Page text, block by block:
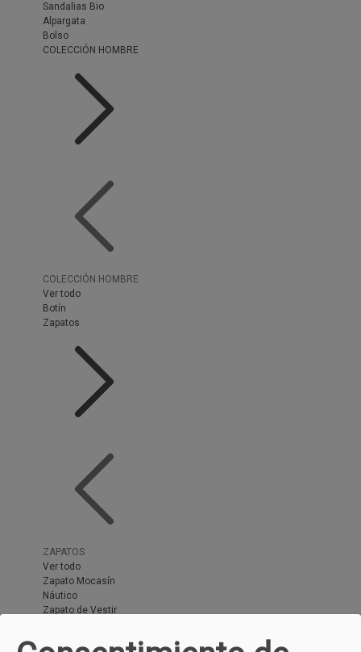
Sandalias Bio
Alpargata
Bolso
COLECCIÓN HOMBRE
COLECCIÓN HOMBRE
Ver todo
Botín
Zapatos
ZAPATOS
Ver todo
Zapato Mocasín
Náutico
Zapato de Vestir
Zapatos con Gore-Tex